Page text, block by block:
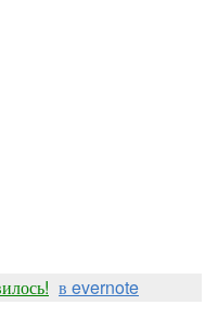
в evernote